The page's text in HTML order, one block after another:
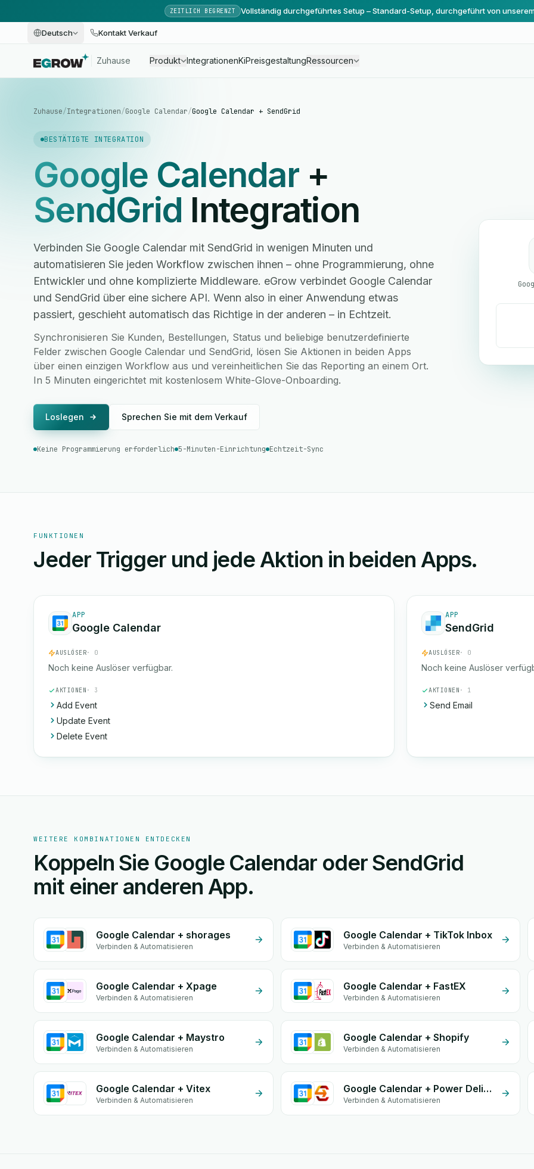
ZEITLICH BEGRENZT Vollständig durchgeführtes Setup – Standard-Setup, durchgeführt von
Deutsch Kontakt Verkauf
Zuhause Produkt IntegrationenKiPreisgestaltungRessourcen
Zuhause/Integrationen/Google Calendar/Google Calendar + SendGrid
BESTÄTIGTE INTEGRATION
Google Calendar+
SendGrid Integration
Verbinden Sie Google Calendar mit SendGrid in wenigen Minuten und
automatisieren Sie jeden Workflow zwischen ihnen – ohne Programmierung, ohne
Entwickler und ohne komplizierte Middleware. eGrow verbindet Google Calendar
und SendGrid über eine sichere API. Wenn also in einer Anwendung etwas
passiert, geschieht automatisch das Richtige in der anderen – in Echtzeit.
Synchronisieren Sie Kunden, Bestellungen, Status und beliebige benutzerdefinierte
Felder zwischen Google Calendar und SendGrid, lösen Sie Aktionen in beiden Apps
über einen einzigen Workflow aus und vereinheitlichen Sie das Reporting an einem Ort.
In 5 Minuten eingerichtet mit kostenlosem White-Glove-Onboarding.
Loslegen Sprechen Sie mit dem Verkauf
Keine Programmierung erforderlich 5-Minuten-Einrichtung Echtzeit-Sync
FUNKTIONEN
Jeder Trigger und jede Aktion in beiden Apps.
APP
Google Calendar
AUSLÖSER· 0
Noch keine Auslöser verfügbar.
AKTIONEN · 3
Add Event
Update Event
Delete Event
APP
SendGrid
AUSLÖSER· 0
Noch keine Auslöser
AKTIONEN · 1
Send Email
WEITERE KOMBINATIONEN ENTDECKEN
Koppeln Sie Google Calendar oder SendGrid
mit einer anderen App.
Google Calendar + shorages
Verbinden & Automatisieren
Google Calendar + TikTok Inbox
Verbinden & Automatisieren
Google Calendar + Xpage
Verbinden & Automatisieren
Google Calendar + FastEX
Verbinden & Automatisieren
Google Calendar + Maystro
Verbinden & Automatisieren
Google Calendar + Shopify
Verbinden & Automatisieren
Google Calendar + Vitex
Verbinden & Automatisieren
Google Calendar + Power Delivery
Verbinden & Automatisieren